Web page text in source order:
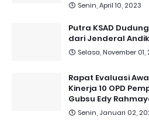
Senin, April 10, 2023
Putra KSAD
dari Jenderal
Selasa, November 01,
Rapat Evaluasi
Kinerja 10 OPD
Gubsu Edy
Senin, Januari 02,